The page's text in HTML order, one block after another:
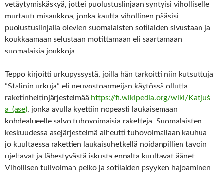
vetäytymiskäskyä, jottei puolustuslinjaan syntyisi viholliselle
murtautumisaukkoa, jonka kautta vihollinen pääsisi
puolustuslinjalla olevien suomalaisten sotilaiden sivustaan ja
koukkaamaan selustaan motittamaan eli saartamaan
suomalaisia joukkoja.
Teppo kirjoitti urkupyssystä, joilla hän tarkoitti niin kutsuttuja
”Stalinin urkuja” eli neuvostoarmeijan käytössä ollutta
raketinheitinjärjestelmää https://fi.wikipedia.org/wiki/Katjuš
a_(ase), jonka avulla kyettiin nopeasti laukaisemaan
kohdealueelle salvo tuhovoimaisia raketteja. Suomalaisten
keskuudessa asejärjestelmä aiheutti tuhovoimallaan kauhua
jo kuultaessa rakettien laukaisuhetkellä noidanpillien tavoin
ujeltavat ja lähestyvästä iskusta ennalta kuultavat äänet.
Vihollisen tulivoiman pelko ja sotilaiden psyyken hajoaminen